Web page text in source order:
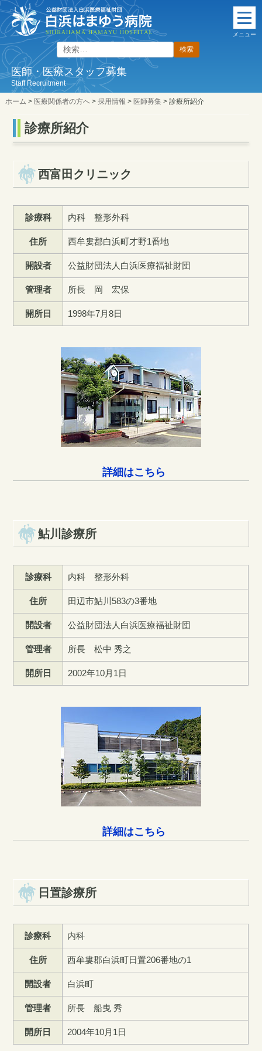
本
文
に
ス
キ
プ
検
索:
メニュー
医師・医療スタッフ募集
Staff Recruitment
ホーム > 医療関係者の方へ> 採用情報 > 医師募集> 診療所紹介
診療所紹介
西富田クリニック
診療科 内科 整形外科
住所 西牟婁郡白浜町才野1番地
開設者 公益財団法人白浜医療福祉財団
管理者 所長 岡 宏保
開所日 1998年7月8日
詳細はこちら
鮎川診療所
診療科 内科 整形外科
住所 田辺市鮎川583の3番地
開設者 公益財団法人白浜医療福祉財団
管理者 所長 松中 秀之
開所日 2002年10月1日
詳細はこちら
日置診療所
診療科 内科
住所 西牟婁郡白浜町日置206番地の1
開設者 白浜町
管理者 所長 船曳 秀
開所日 2004年10月1日